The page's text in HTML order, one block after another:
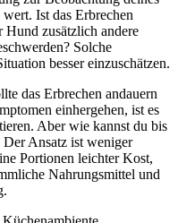
Ist das Erbrechen
Hund zusätzlich andere
Solche
besser einzuschätzen.
das Erbrechen andauern
einhergehen, ist es
Aber wie kannst du bis
Ansatz ist weniger
Portionen leichter Kost,
Nahrungsmittel und